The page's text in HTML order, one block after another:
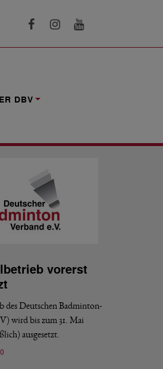
DBV
vorerst
des Deutschen Badminton-
wird bis zum 31. Mai
ausgesetzt.